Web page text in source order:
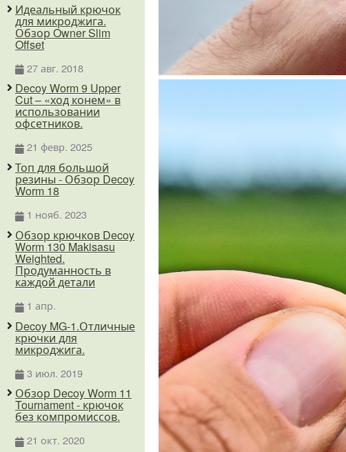
Идеальный крючок
для микроджига.
Обзор Owner Slim
Offset
27 авг. 2018
Decoy Worm 9 Upper
Cut – «ход конем» в
использовании
офсетников.
21 февр. 2025
Топ для большой
резины - Обзор Decoy
Worm 18
1 нояб. 2023
Обзор крючков Decoy
Worm 130 Makisasu
Weighted.
Продуманность в
каждой детали
1 апр.
Decoy MG-1.Отличные
крючки для
микроджига.
3 июл. 2019
Обзор Decoy Worm 11
Tournament - крючок
без компромиссов.
21 окт. 2020